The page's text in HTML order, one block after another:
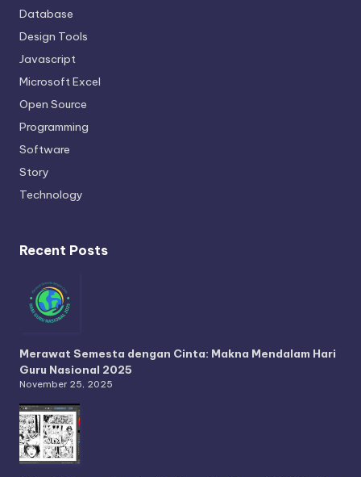
Database
Design Tools
Javascript
Microsoft Excel
Open Source
Programming
Software
Story
Technology
Recent Posts
Merawat Semesta dengan Cinta: Makna Mendalam Hari
Guru Nasional 2025
November 25, 2025